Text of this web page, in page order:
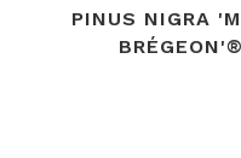
PINUS NIGRA
BRÉGEON'®